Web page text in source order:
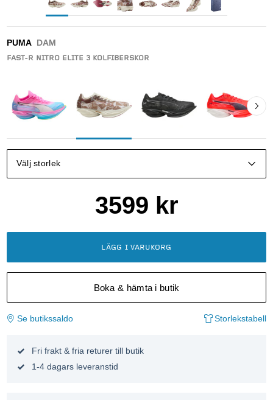
PUMA DAM
FAST-R NITRO ELITE 3 KOLFIBERSKOR
Välj storlek
3599 kr
LÄGG I VARUKORG
Boka & hämta i butik
Se butikssaldo Storlekstabell
Fri frakt & fria returer till butik
1-4 dagars leveranstid